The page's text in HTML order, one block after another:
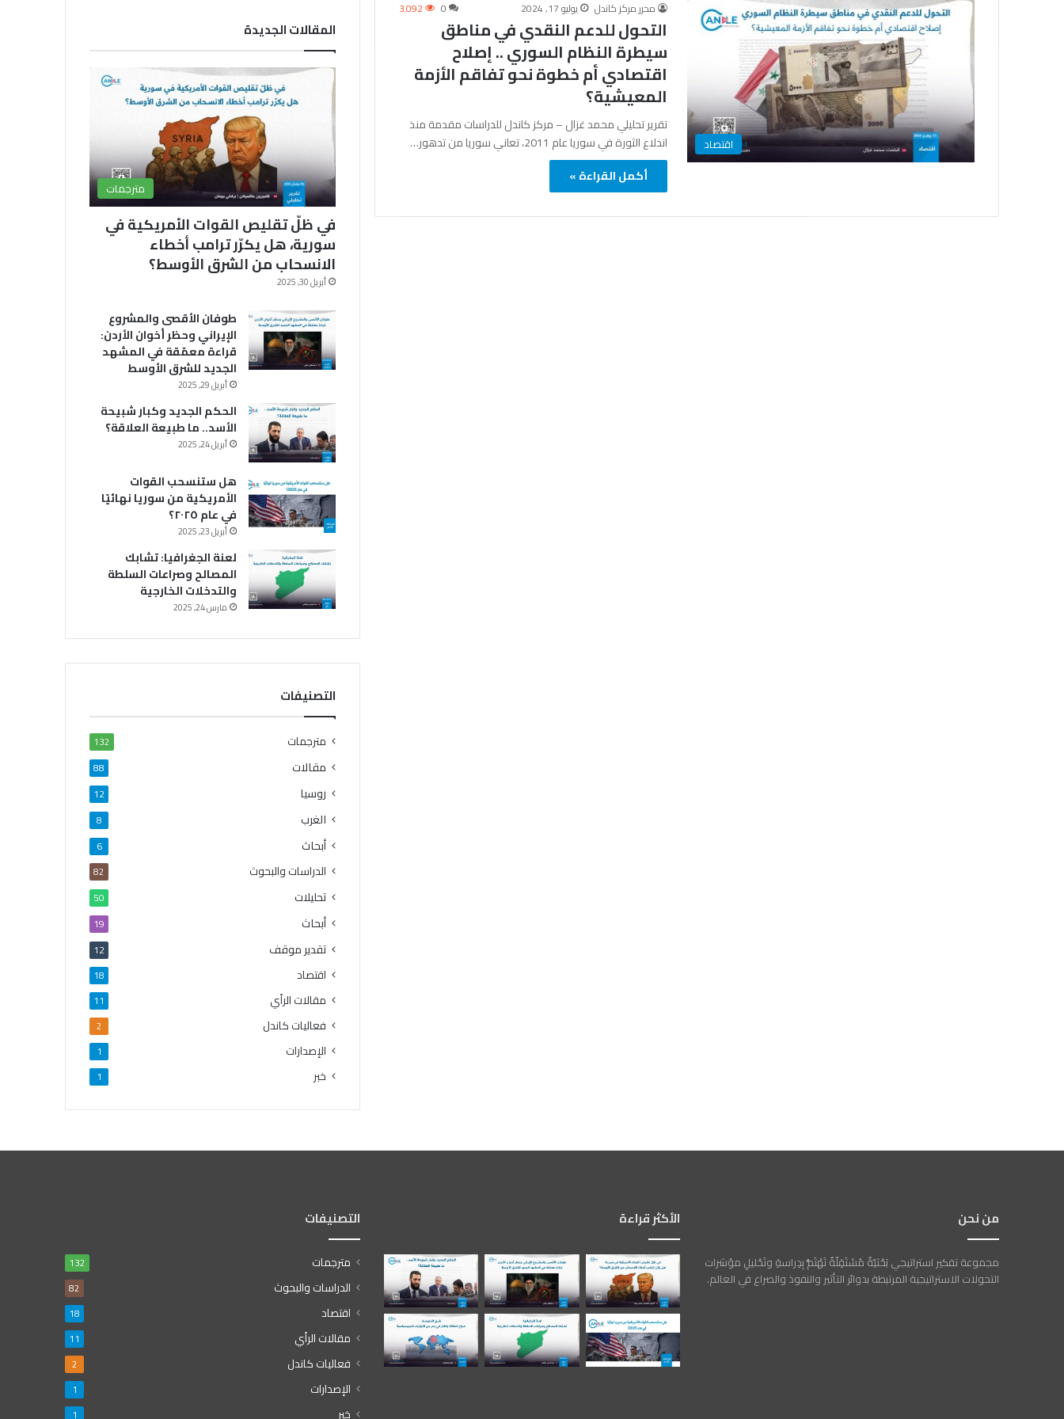
اقتصاد
محرر مركز كاندل يوليو 17, 2024 0 3٬092
التحول للدعم النقدي في مناطق
سيطرة النظام السوري .. إصلاح
اقتصادي أم خطوة نحو تفاقم الأزمة
المعيشية؟
تقرير تحليلي محمد غزال – مركز كاندل للدراسات مقدمة منذ
اندلاع الثورة في سوريا عام 2011، تعاني سوريا من تدهور…
أكمل القراءة »
ب
و
ك
T
u
b
e
ر
ا
المقالات الجديدة
مترجمات
في ظلّ تقليص القوات الأمريكية في
سورية، هل يكرّر ترامب أخطاء
الانسحاب من الشرق الأوسط؟
أبريل 30, 2025
طوفان الأقصى والمشروع
الإيراني وحظر أخوان الأردن:
قراءة معمّقة في المشهد
الجديد للشرق الأوسط
أبريل 29, 2025
الحكم الجديد وكبار شبيحة
الأسد.. ما طبيعة العلاقة؟
أبريل 24, 2025
هل ستنسحب القوات
الأمريكية من سوريا نهائيًا
في عام ٢٠٢٥؟
أبريل 23, 2025
لعنة الجغرافيا: تشابك
المصالح وصراعات السلطة
والتدخلات الخارجية
مارس 24, 2025
التصنيفات
مترجمات 132
مقالات 88
روسيا 12
الغرب 8
أبحاث 6
الدراسات والبحوث 82
تحليلات 50
أبحاث 19
تقدير موقف 12
اقتصاد 18
مقالات الرأي 11
فعاليات كاندل 2
الإصدارات 1
خبر 1
من نحن
مجموعة تفكير استراتيجي بَحْثيّةٌ مُسْتَقِلّةٌ تَهْتَمُّ بِدِراسةِ وتَحْليلِ مؤشرات
التحولات الاستراتيجية المرتبطة بدوائر التأثير والنفوذ والصراع في العالم.
الأكثر قراءة التصنيفات
مترجمات 132
الدراسات والبحوث 82
اقتصاد 18
مقالات الرأي 11
فعاليات كاندل 2
الإصدارات 1
خبر 1